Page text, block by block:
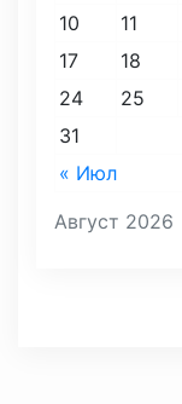
Август 2026
« Июл
10
11
17
18
24
25
31